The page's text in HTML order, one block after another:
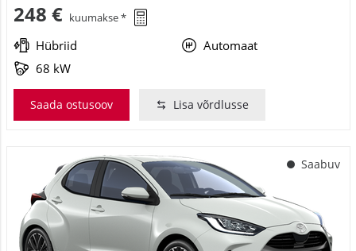
248 € kuumakse *
Hübriid
Automaat
68 kW
Saada ostusoov Lisa võrdlusse
Saabuv